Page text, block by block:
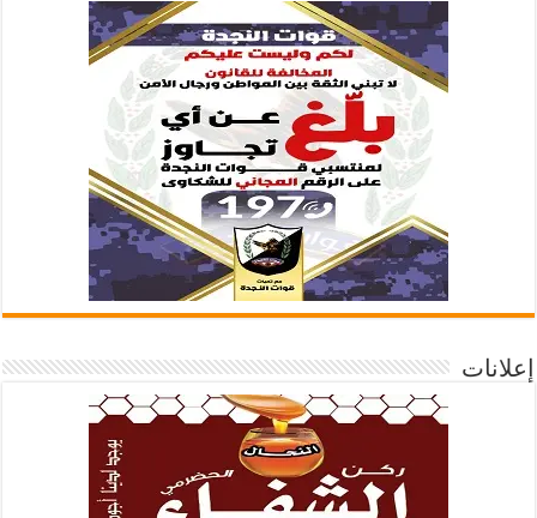
إعلانات